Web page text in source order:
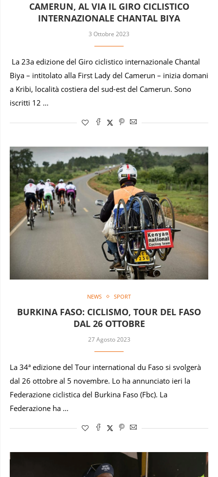
CAMERUN, AL VIA IL GIRO CICLISTICO
INTERNAZIONALE CHANTAL BIYA
3 Ottobre 2023
La 23a edizione del Giro ciclistico internazionale Chantal
Biya – intitolato alla First Lady del Camerun – inizia domani
a Kribi, località costiera del sud-est del Camerun. Sono
iscritti 12 …
NEWS SPORT
BURKINA FASO: CICLISMO, TOUR DEL FASO
DAL 26 OTTOBRE
27 Agosto 2023
La 34ª edizione del Tour international du Faso si svolgerà
dal 26 ottobre al 5 novembre. Lo ha annunciato ieri la
Federazione ciclistica del Burkina Faso (Fbc). La
Federazione ha …